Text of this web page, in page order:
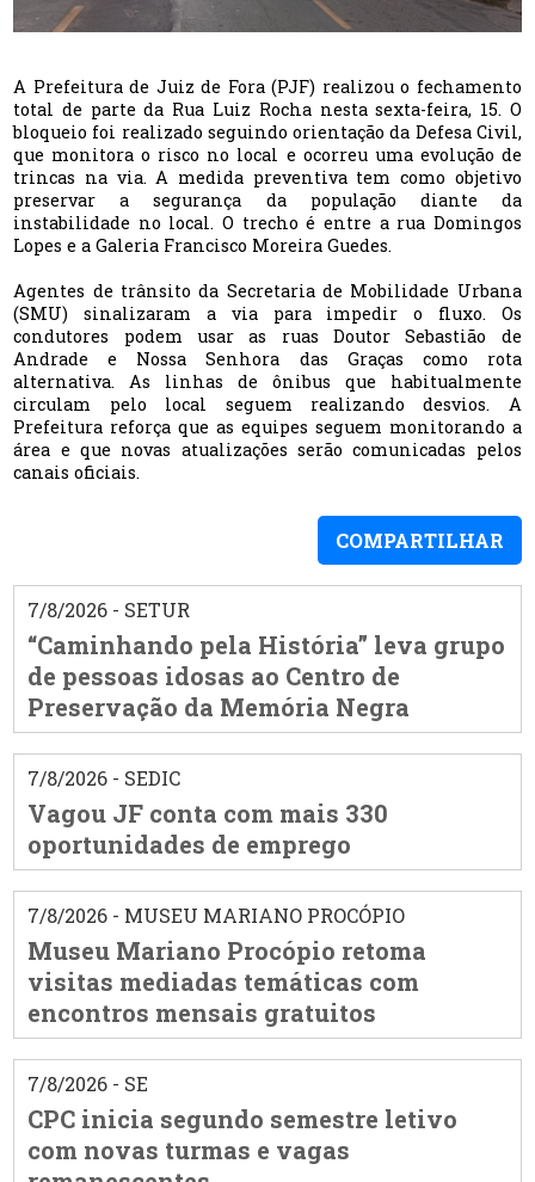
A Prefeitura de Juiz de Fora (PJF) realizou o fechamento
total de parte da Rua Luiz Rocha nesta sexta-feira, 15. O
bloqueio foi realizado seguindo orientação da Defesa Civil,
que monitora o risco no local e ocorreu uma evolução de
trincas na via. A medida preventiva tem como objetivo
preservar a segurança da população diante da
instabilidade no local. O trecho é entre a rua Domingos
Lopes e a Galeria Francisco Moreira Guedes.
Agentes de trânsito da Secretaria de Mobilidade Urbana
(SMU) sinalizaram a via para impedir o fluxo. Os
condutores podem usar as ruas Doutor Sebastião de
Andrade e Nossa Senhora das Graças como rota
alternativa. As linhas de ônibus que habitualmente
circulam pelo local seguem realizando desvios. A
Prefeitura reforça que as equipes seguem monitorando a
área e que novas atualizações serão comunicadas pelos
canais oficiais.
COMPARTILHAR
7/8/2026 - SETUR
“Caminhando pela História” leva grupo
de pessoas idosas ao Centro de
Preservação da Memória Negra
7/8/2026 - SEDIC
Vagou JF conta com mais 330
oportunidades de emprego
7/8/2026 - MUSEU MARIANO PROCÓPIO
Museu Mariano Procópio retoma
visitas mediadas temáticas com
encontros mensais gratuitos
7/8/2026 - SE
CPC inicia segundo semestre letivo
com novas turmas e vagas